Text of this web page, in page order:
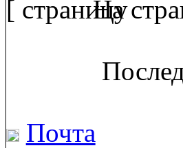
[ На
Почта